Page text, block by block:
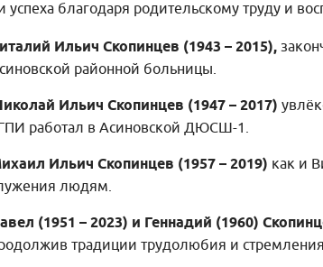
успеха благодаря родительскому труду и
Ильич Скопинцев (1943 – 2015),
районной больницы.
Ильич Скопинцев (1947 – 2017)
работал в Асиновской ДЮСШ-1.
Ильич Скопинцев (1957 – 2019) как и
людям.
(1951 – 2023) и Геннадий (1960)
традиции трудолюбия и